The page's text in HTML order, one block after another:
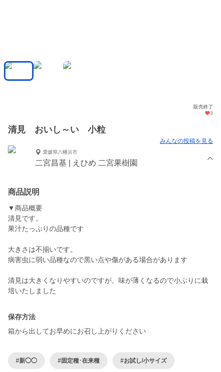
販売終了
3
清見 おいし～い 小粒
みんなの投稿を見る
愛媛県八幡浜市
二宮昌基 | えひめ 二宮果樹園
商品説明
▼商品概要
清見です。
果汁たっぷりの品種です
大きさは不揃いです。
病害虫に弱い品種なので黒い点や傷がある場合があります
清見は大きくなりやすいのですが、味が薄くなるので小ぶりに栽
培いたしました
保存方法
箱から出してお早めにお召し上がりください
#新◯◯ #固定種･在来種 #お試し/小サイズ